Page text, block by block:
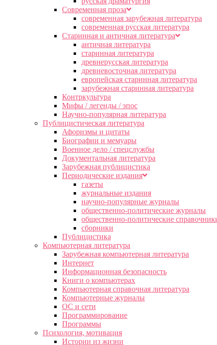
Современная проза
современная зарубежная литература
современная русская литература
Старинная и античная литература
античная литература
старинная литература
древнерусская литература
древневосточная литература
европейская старинная литература
зарубежная старинная литература
Контркультура
Мифы / легенды / эпос
Научно-популярная литература
Публицистическая литература
Афоризмы и цитаты
Биографии и мемуары
Военное дело / спецслужбы
Документальная литература
Зарубежная публицистика
Периодические издания
газеты
журнальные издания
научно-популярные журналы
общественно-политические журналы
общественно-политические
сборники
Публицистика
Компьютерная литература
Зарубежная компьютерная литература
Интернет
Информационная безопасность
Книги о компьютерах
Компьютерная справочная литература
Компьютерные журналы
ОС и сети
Программирование
Программы
Психология, мотивация
Истории из жизни